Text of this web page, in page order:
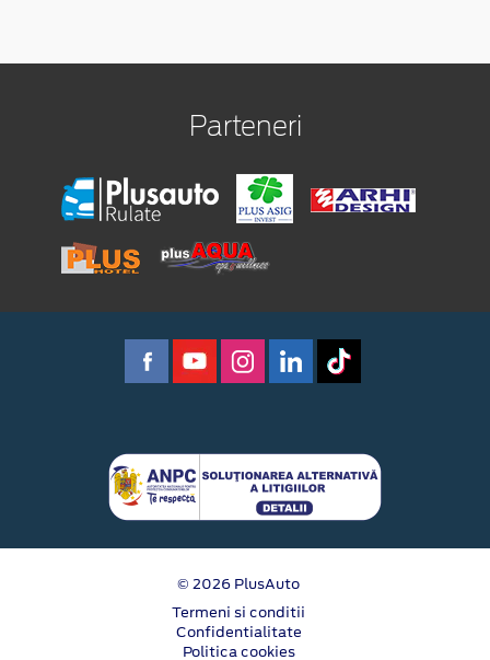
Parteneri
© 2026 PlusAuto
Termeni si conditii
Confidentialitate
Politica cookies